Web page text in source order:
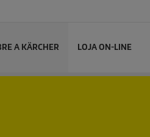
A KÄRCHER LOJA ON-LINE